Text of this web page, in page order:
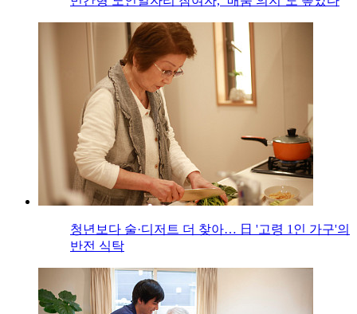
청년보다 술·디저트 더 찾아… 日 '고령 1인 가구'의
반전 식탁